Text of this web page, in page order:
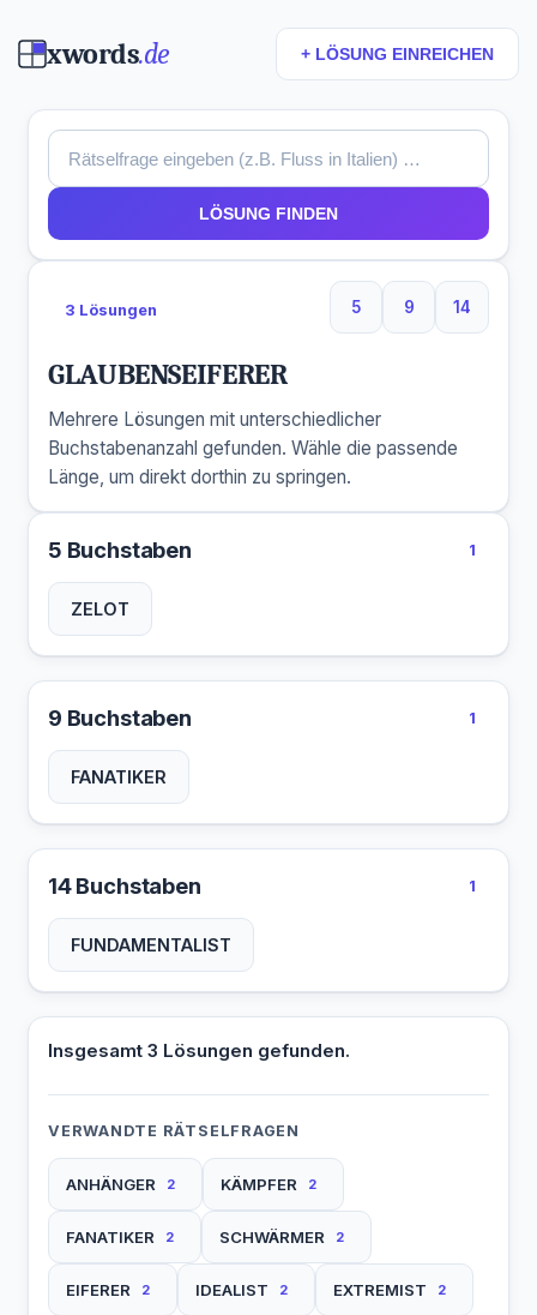
xwords.de + LÖSUNG EINREICHEN
LÖSUNG FINDEN
3 Lösungen 5
5 Buchstaben
9
9 Buchstaben
14
14
GLAUBENSEIFERER
Mehrere Lösungen mit unterschiedlicher
Buchstabenanzahl gefunden. Wähle die passende
Länge, um direkt dorthin zu springen.
5 Buchstaben 1
ZELOT
9 Buchstaben 1
FANATIKER
14 Buchstaben 1
FUNDAMENTALIST
Insgesamt 3 Lösungen gefunden.
VERWANDTE RÄTSELFRAGEN
ANHÄNGER 2 KÄMPFER 2
FANATIKER 2 SCHWÄRMER 2
EIFERER 2 IDEALIST 2 EXTREMIST 2